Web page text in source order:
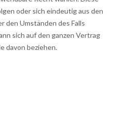
oder sich eindeutig aus den
den Umständen des Falls
sich auf den ganzen Vertrag
davon beziehen.